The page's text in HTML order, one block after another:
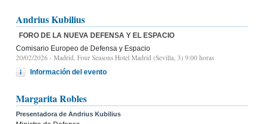
Andrius Kubilius
FORO DE LA NUEVA DEFENSA Y EL ESPACIO
Comisario Europeo de Defensa y Espacio
20/02/2026 - Madrid, Four Seasons Hotel Madrid (Sevilla, 3) 9:00 horas
Información del evento
Margarita Robles
Presentadora de Andrius Kubilius